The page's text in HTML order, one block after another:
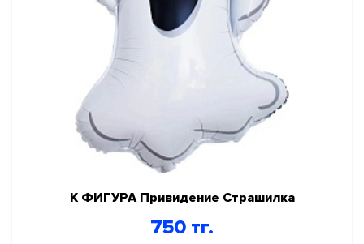
К ФИГУРА Привидение Страшилка
750 тг.